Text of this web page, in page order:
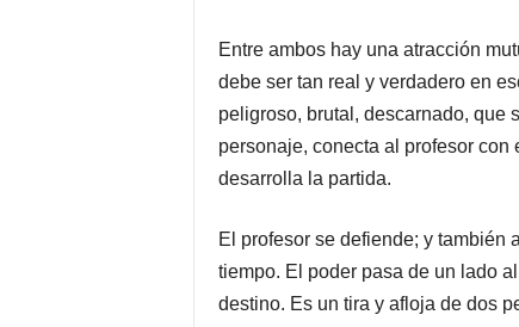
Entre ambos hay una atracción
debe ser tan real y verdadero en
peligroso, brutal, descarnado, que
personaje, conecta al profesor
desarrolla la partida.
El profesor se defiende; y también
tiempo. El poder pasa de un lado
destino. Es un tira y afloja de dos